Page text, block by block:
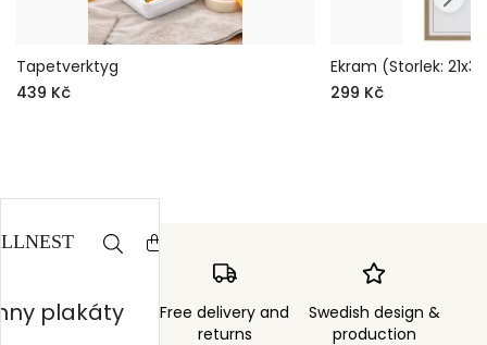
Tapetverktyg
439 Kč
Ekram (Storlek:
299 Kč
Order sent within
Free delivery and
returns
Swedish design &
production
plakáty